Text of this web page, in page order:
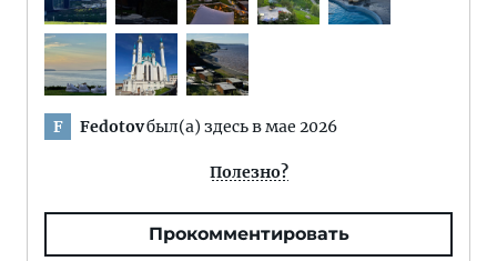
F Fedotovбыл(а) здесь в мае 2026
Полезно?
Прокомментировать